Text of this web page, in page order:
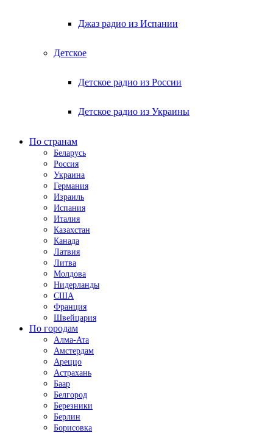
Джаз радио из Испании
Детское
Детское радио из России
Детское радио из Украины
По странам
Беларусь
Россия
Украина
Германия
Израиль
Испания
Италия
Казахстан
Канада
Латвия
Литва
Молдова
Нидерланды
США
Франция
Швейцария
По городам
Алма-Ата
Амстердам
Ареццо
Астрахань
Баар
Белгород
Березники
Берлин
Борисовка